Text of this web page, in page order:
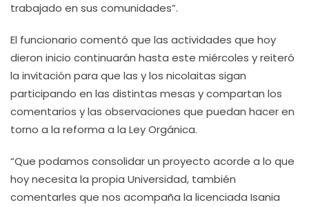
trabajado en sus comunidades”.
El funcionario comentó que las actividades que hoy
dieron inicio continuarán hasta este miércoles y reiteró
la invitación para que las y los nicolaitas sigan
participando en las distintas mesas y compartan los
comentarios y las observaciones que puedan hacer en
torno a la reforma a la Ley Orgánica.
“Que podamos consolidar un proyecto acorde a lo que
hoy necesita la propia Universidad, también
comentarles que nos acompaña la licenciada Isania